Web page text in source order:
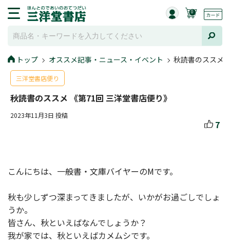
0
トップ オススメ記事・ニュース・イベント 秋読書のススメ
三洋堂書店便り
秋読書のススメ 《第71回 三洋堂書店便り》
2023年11月3日 投稿
7
こんにちは、一般書・文庫バイヤーのMです。
秋も少しずつ深まってきましたが、いかがお過ごしでしょ
うか。
皆さん、秋といえばなんでしょうか？
我が家では、秋といえばカメムシです。